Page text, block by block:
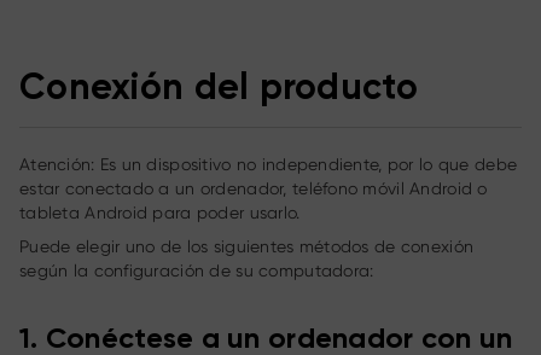
Conexión del producto
Atención: Es un dispositivo no independiente, por lo que debe
estar conectado a un ordenador, teléfono móvil Android o
tableta Android para poder usarlo.
Puede elegir uno de los siguientes métodos de conexión
según la configuración de su computadora:
1. Conéctese a un ordenador con un